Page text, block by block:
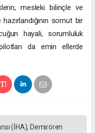
mesleki bilinçle ve
somut bir
hayali, sorumluluk
da emin ellerde
(İHA), Demirören